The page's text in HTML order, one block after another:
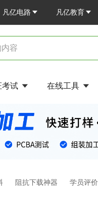
凡亿电路 凡亿教育
考试 在线工具
阻抗下载神器 学员评价